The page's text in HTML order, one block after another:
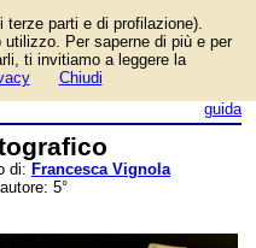
guida
La galleria con le foto di
Francesca Vignola candidate
al contestOttobre 2020.
di: Francesca Vignola
5°
parti e di profilazione).
Per saperne di più e per
ti invitiamo a leggere la
Chiudi